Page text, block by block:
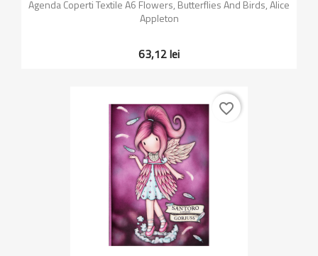
Agenda Coperti Textile A6 Flowers, Butterflies And Birds, Alice
Appleton
63,12 lei
favorite_border